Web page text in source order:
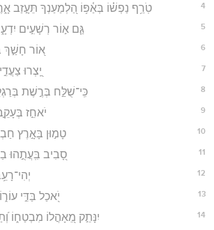
4 טֹֽרֵ֥ף נַפְשׁ֗וֹ בְּאַ֫פּ֥וֹ הַ֭לְמַעַנְךָ תֵּעָ֣זַב
5 גַּ֤ם א֣וֹר רְשָׁעִ֣ים
6 א֭וֹר חָשַׁ֣ךְ
7 יֵֽ֭צְרוּ
8 כִּֽי־שֻׁלַּ֣ח בְּרֶ֣שֶׁת
9 יֹאחֵ֣ז
10 טָמ֣וּן בָּאָ֣רֶץ
11 סָ֭בִיב בִּֽעֲתֻ֣הוּ
12
13 יֹ֭אכַל בַּדֵּ֣י
14 יִנָּתֵ֣ק מֵ֭אָהֳלוֹ מִבְטַח֑וֹ